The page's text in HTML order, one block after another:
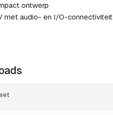
ontwerp
met audio- en I/O-connectiviteit